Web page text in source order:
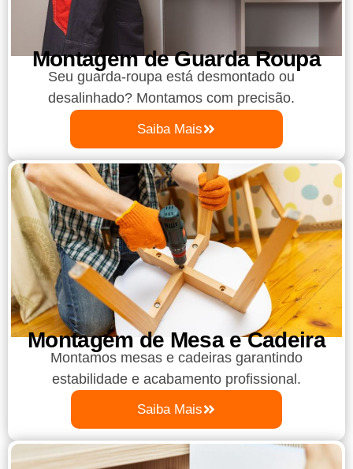
Montagem de Guarda Roupa​
Seu guarda-roupa está desmontado ou
desalinhado? Montamos com precisão.
Saiba Mais
Montagem de Mesa e Cadeira
Montamos mesas e cadeiras garantindo
estabilidade e acabamento profissional.
Saiba Mais